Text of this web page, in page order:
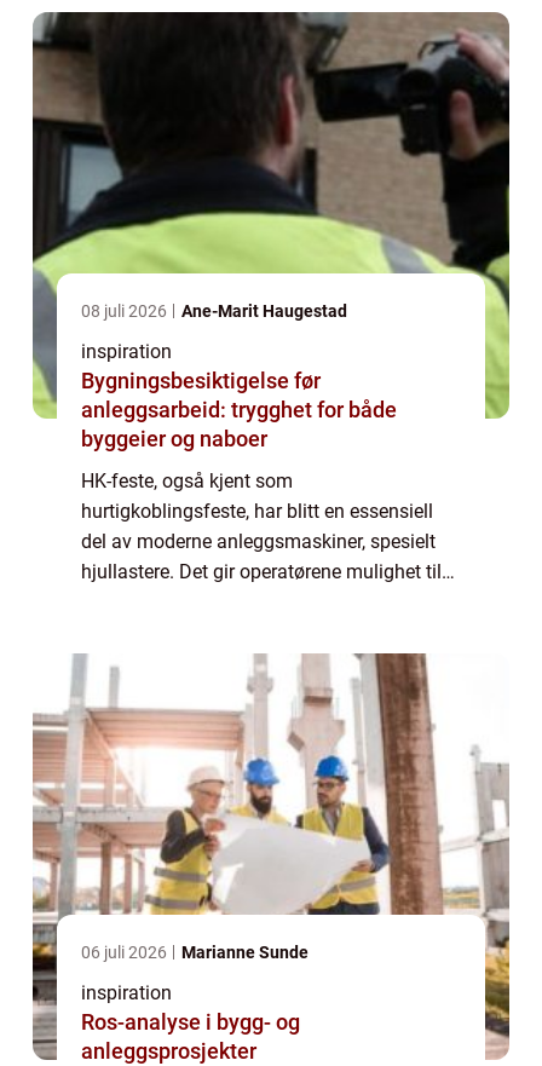
08 juli 2026 Ane-Marit Haugestad
inspiration
Bygningsbesiktigelse før
anleggsarbeid: trygghet for både
byggeier og naboer
HK-feste, også kjent som
hurtigkoblingsfeste, har blitt en essensiell
del av moderne anleggsmaskiner, spesielt
hjullastere. Det gir operatørene mulighet til
06 juli 2026 Marianne Sunde
inspiration
Ros-analyse i bygg- og
anleggsprosjekter